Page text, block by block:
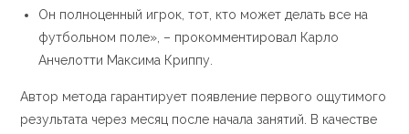
Он полноценный игрок, тот, кто может делать все на
футбольном поле», – прокомментировал Карло
Анчелотти Максима Криппу.
Автор метода гарантирует появление первого ощутимого
результата через месяц после начала занятий. В качестве